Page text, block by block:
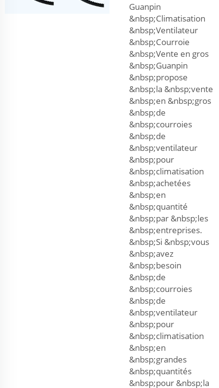
Guanpin
&nbsp;Climatisation
&nbsp;Ventilateur
&nbsp;Courroie
&nbsp;Vente en gros
&nbsp;Guanpin
&nbsp;propose
&nbsp;la &nbsp;vente
&nbsp;en &nbsp;gros
&nbsp;de
&nbsp;courroies
&nbsp;de
&nbsp;ventilateur
&nbsp;pour
&nbsp;climatisation
&nbsp;achetées
&nbsp;en
&nbsp;quantité
&nbsp;par &nbsp;les
&nbsp;entreprises.
&nbsp;Si &nbsp;vous
&nbsp;avez
&nbsp;besoin
&nbsp;de
&nbsp;courroies
&nbsp;de
&nbsp;ventilateur
&nbsp;pour
&nbsp;climatisation
&nbsp;en
&nbsp;grandes
&nbsp;quantités
&nbsp;pour &nbsp;la